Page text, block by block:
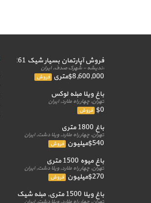
فروش آپارتمان بسیار شیک 261 متر
اندیشه - شهرک صدف, ایران
$8,600,000متری فروش
باغ ویلا مبله لوکس
تهران, چهار راه ملارد, ایران
$0 فروش
باغ 1800 متری
تهران, چهار راه ملارد, ویلا دشت, ایران
$540میلیون فروش
باغ میوه 1500 متری
تهران, چهار راه ملارد, ویلا دشت, ایران
$270میلیون فروش
باغ ویلا 1500 متری, مبله شیک